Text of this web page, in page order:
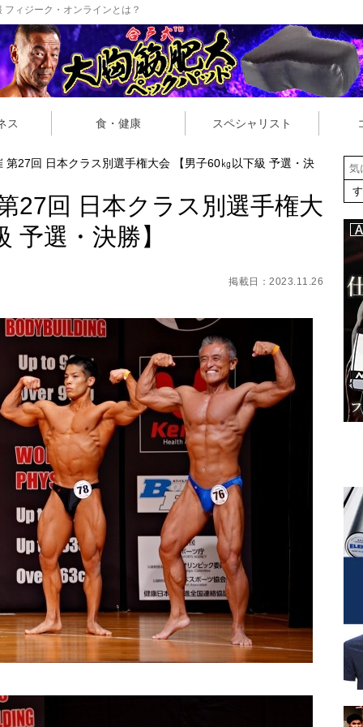
ィジーク・オンラインとは？
ス 食・健康 スペシャリスト
第27回 日本クラス別選手権大会 【男子60㎏以下級 予選・決
27回 日本クラス別選手権大
予選・決勝】
掲載日：2023.11.26